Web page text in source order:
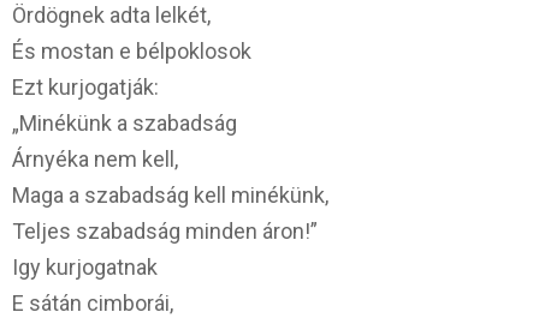
Ördögnek adta lelkét,
És mostan e bélpoklosok
Ezt kurjogatják:
„Minékünk a szabadság
Árnyéka nem kell,
Maga a szabadság kell minékünk,
Teljes szabadság minden áron!”
Igy kurjogatnak
E sátán cimborái,